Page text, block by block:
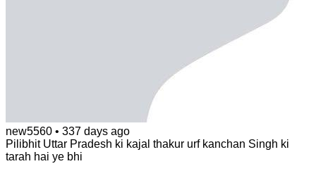
new5560 • 337 days ago
Pilibhit Uttar Pradesh ki kajal thakur urf kanchan Singh ki
tarah hai ye bhi